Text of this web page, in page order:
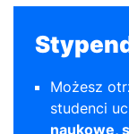
Możesz
studenci
naukowe,